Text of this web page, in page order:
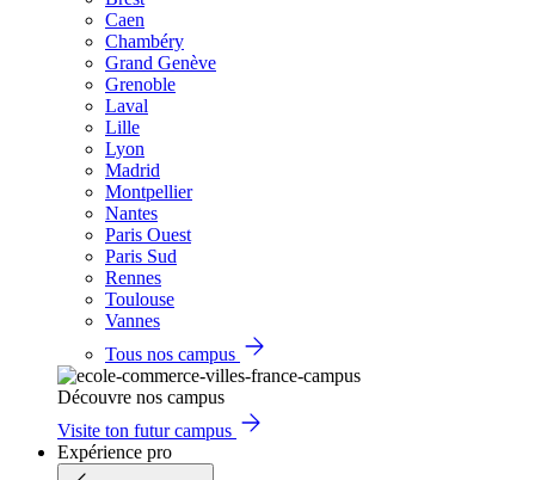
Caen
Chambéry
Grand Genève
Grenoble
Laval
Lille
Lyon
Madrid
Montpellier
Nantes
Paris Ouest
Paris Sud
Rennes
Toulouse
Vannes
Tous nos campus
Découvre nos campus
Visite ton futur campus
Expérience pro